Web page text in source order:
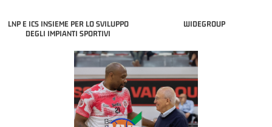
LNP E ICS INSIEME PER LO SVILUPPO
DEGLI IMPIANTI SPORTIVI
WIDEGROUP